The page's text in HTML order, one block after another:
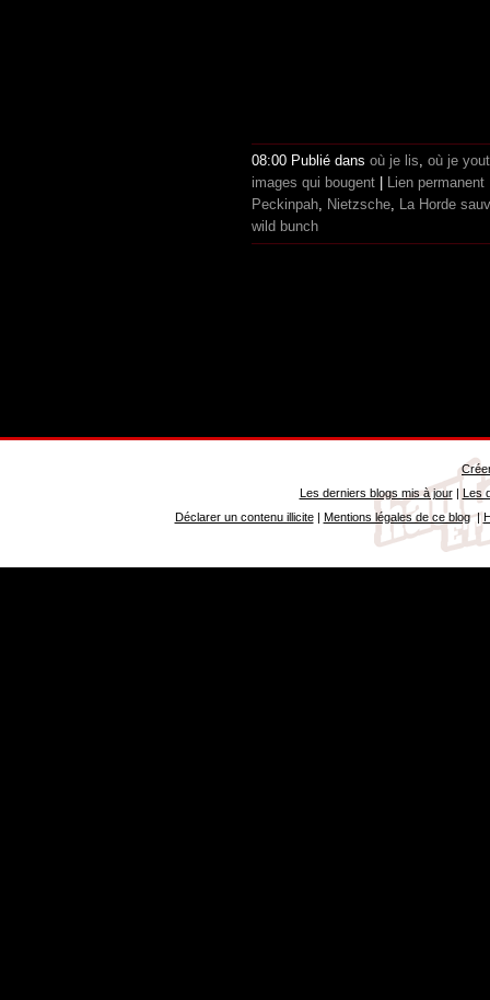
08:00 Publié dans où je lis, où je
images qui bougent
Lien permanent
Peckinpah, Nietzsche, La Horde
wild bunch
Les derniers blogs mis à jour| Les
Déclarer un contenu illicite| Mentions légales de ce blog|